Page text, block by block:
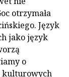
otrzymała
Język
jako język
o
kulturowych